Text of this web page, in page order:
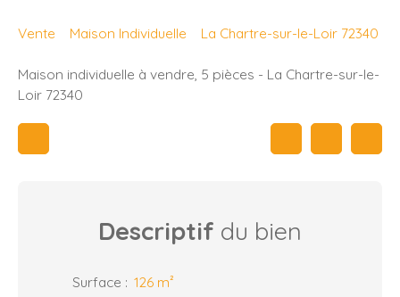
Vente Maison Individuelle La Chartre-sur-le-Loir 72340
Maison individuelle à vendre, 5 pièces - La Chartre-sur-le-
Loir 72340
Descriptif du bien
Surface : 126 m²